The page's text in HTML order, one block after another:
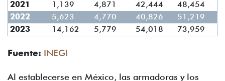
2021
1,139 4,871 42,444
48,454
2022
5,623 4,770 40,826
51,219
2023
14,162 5,779 54,018 73,959
Fuente: INEGI
Al establecerse en México, las armadoras y los